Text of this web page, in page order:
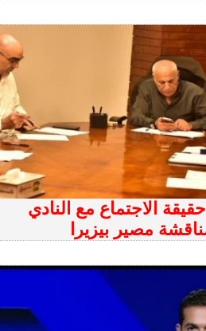
الاجتماع مع النادي
مصير بيزيرا